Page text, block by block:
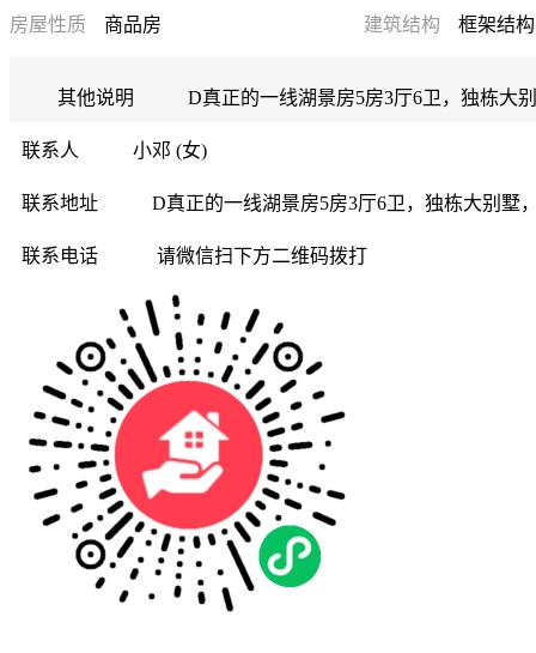
房屋性质 商品房 建筑结构 框架结构
其他说明 D真正的一线湖景房5房3厅6卫，独栋大
联系人 小邓 (女)
联系地址 D真正的一线湖景房5房3厅6卫，独栋大别墅
联系电话 请微信扫下方二维码拨打